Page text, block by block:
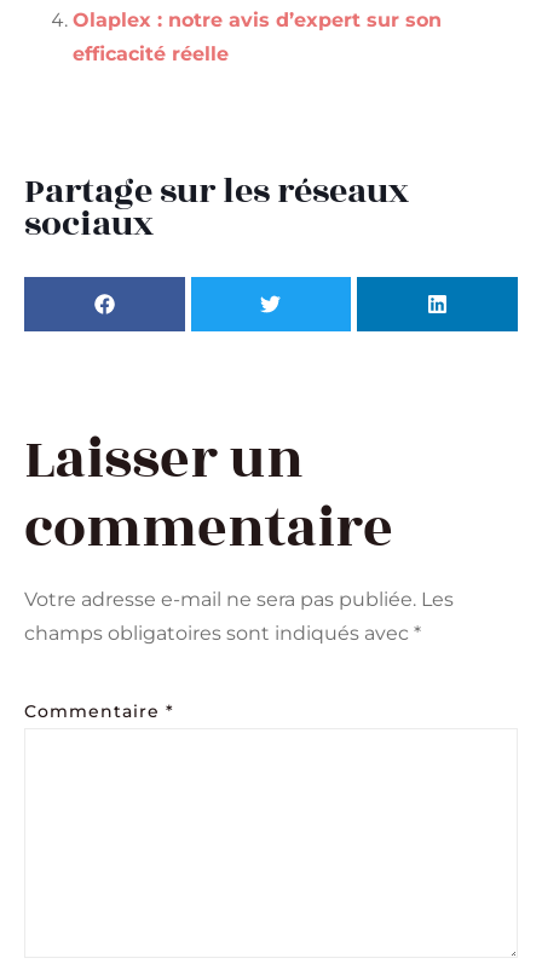
Olaplex : notre avis d’expert sur son
efficacité réelle
Partage sur les réseaux
sociaux
Laisser un
commentaire
Votre adresse e-mail ne sera pas publiée. Les
champs obligatoires sont indiqués avec *
Commentaire *